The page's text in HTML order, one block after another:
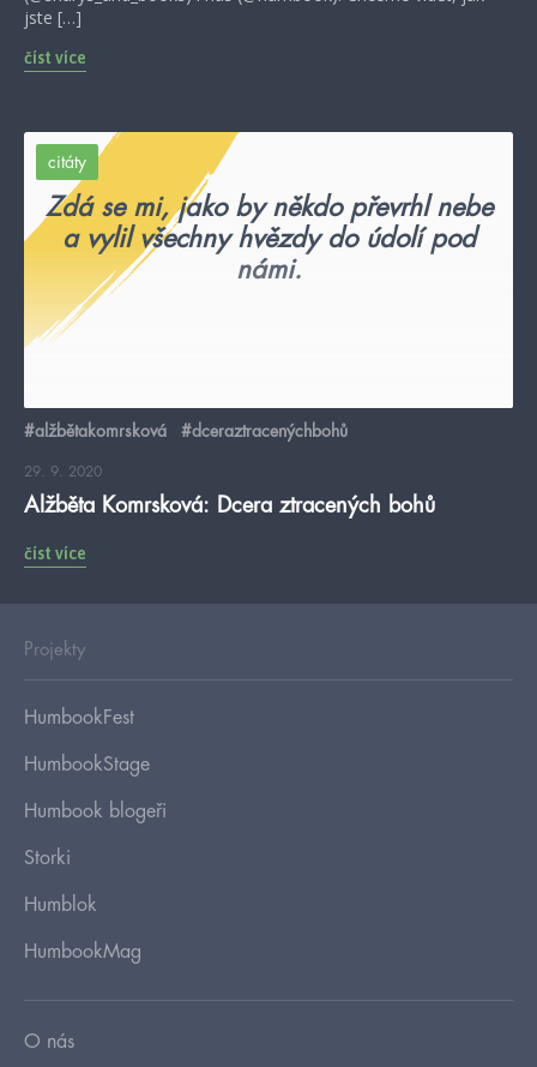
jste […]
číst více
citáty
Zdá se mi, jako by někdo převrhl nebe
a vylil všechny hvězdy do údolí pod
námi.
#alžbětakomrsková #dceraztracenýchbohů
29. 9. 2020
Alžběta Komrsková: Dcera ztracených bohů
číst více
Projekty
HumbookFest
HumbookStage
Humbook blogeři
Storki
Humblok
HumbookMag
O nás